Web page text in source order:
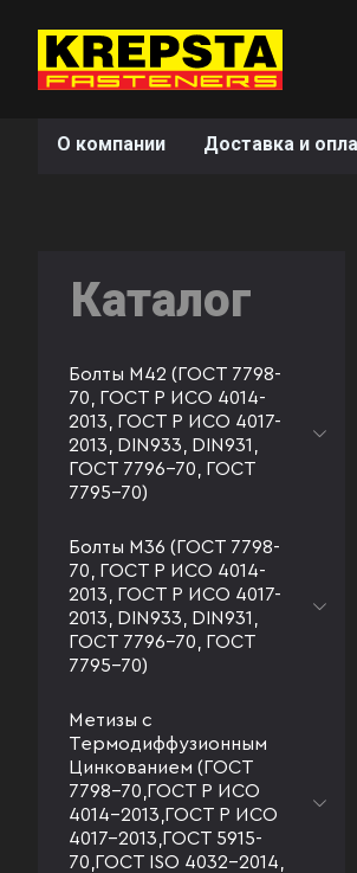
О компании Доставка и
Каталог
Болты М42 (ГОСТ 7798-
70, ГОСТ Р ИСО 4014-
2013, ГОСТ Р ИСО 4017-
2013, DIN933, DIN931,
ГОСТ 7796-70, ГОСТ
7795-70)
Болты М36 (ГОСТ 7798-
70, ГОСТ Р ИСО 4014-
2013, ГОСТ Р ИСО 4017-
2013, DIN933, DIN931,
ГОСТ 7796-70, ГОСТ
7795-70)
Метизы с
Термодиффузионным
Цинкованием (ГОСТ
7798-70,ГОСТ Р ИСО
4014-2013,ГОСТ Р ИСО
4017-2013,ГОСТ 5915-
70,ГОСТ ISO 4032-2014,